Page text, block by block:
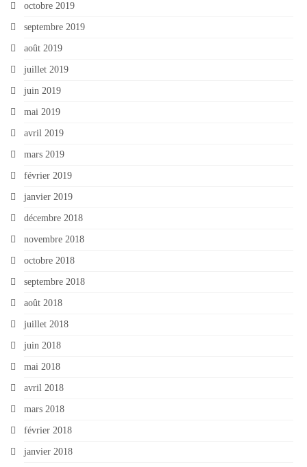
octobre 2019
septembre 2019
août 2019
juillet 2019
juin 2019
mai 2019
avril 2019
mars 2019
février 2019
janvier 2019
décembre 2018
novembre 2018
octobre 2018
septembre 2018
août 2018
juillet 2018
juin 2018
mai 2018
avril 2018
mars 2018
février 2018
janvier 2018